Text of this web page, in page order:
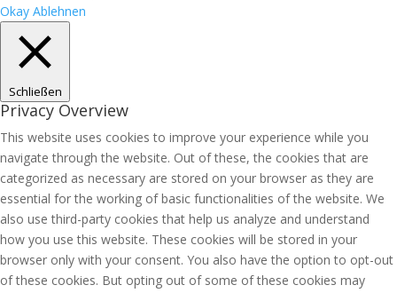
Okay Ablehnen
Schließen
Privacy Overview
This website uses cookies to improve your experience while you
navigate through the website. Out of these, the cookies that are
categorized as necessary are stored on your browser as they are
essential for the working of basic functionalities of the website. We
also use third-party cookies that help us analyze and understand
how you use this website. These cookies will be stored in your
browser only with your consent. You also have the option to opt-out
of these cookies. But opting out of some of these cookies may